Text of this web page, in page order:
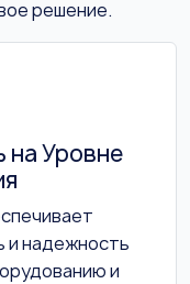
решение.
на Уровне
и надежность
и